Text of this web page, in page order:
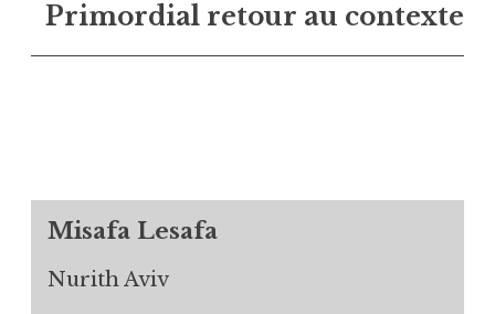
Primordial retour au contexte
Misafa Lesafa
Nurith Aviv